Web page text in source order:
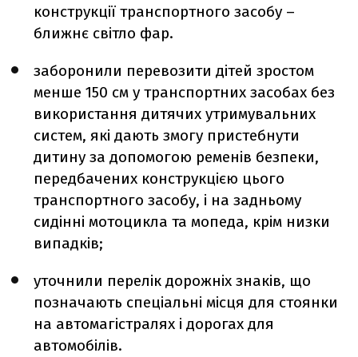
конструкції транспортного засобу –
ближнє світло фар.
заборонили перевозити дітей зростом
менше 150 см у транспортних засобах без
використання дитячих утримувальних
систем, які дають змогу пристебнути
дитину за допомогою ременів безпеки,
передбачених конструкцією цього
транспортного засобу, і на задньому
сидінні мотоцикла та мопеда, крім низки
випадків;
уточнили перелік дорожніх знаків, що
позначають спеціальні місця для стоянки
на автомагістралях і дорогах для
автомобілів.